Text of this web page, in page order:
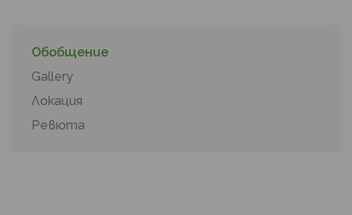
Обобщение
Gallery
Локация
Ревюта